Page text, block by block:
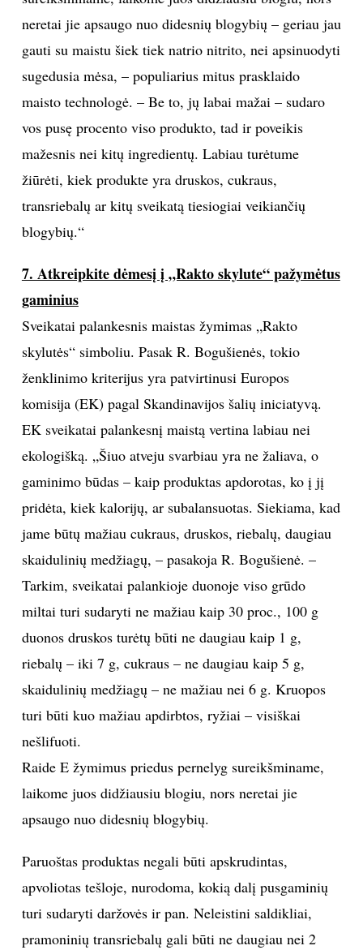
neretai jie apsaugo nuo didesnių blogybių – geriau jau
gauti su maistu šiek tiek natrio nitrito, nei apsinuodyti
sugedusia mėsa, – populiarius mitus prasklaido
maisto technologė. – Be to, jų labai mažai – sudaro
vos pusę procento viso produkto, tad ir poveikis
mažesnis nei kitų ingredientų. Labiau turėtume
žiūrėti, kiek produkte yra druskos, cukraus,
transriebalų ar kitų sveikatą tiesiogiai veikiančių
blogybių.“
7. Atkreipkite dėmesį į „Rakto skylute“ pažymėtus
gaminius
Sveikatai palankesnis maistas žymimas „Rakto
skylutės“ simboliu. Pasak R. Bogušienės, tokio
ženklinimo kriterijus yra patvirtinusi Europos
komisija (EK) pagal Skandinavijos šalių iniciatyvą.
EK sveikatai palankesnį maistą vertina labiau nei
ekologišką. „Šiuo atveju svarbiau yra ne žaliava, o
gaminimo būdas – kaip produktas apdorotas, ko į jį
pridėta, kiek kalorijų, ar subalansuotas. Siekiama, kad
jame būtų mažiau cukraus, druskos, riebalų, daugiau
skaidulinių medžiagų, – pasakoja R. Bogušienė. –
Tarkim, sveikatai palankioje duonoje viso grūdo
miltai turi sudaryti ne mažiau kaip 30 proc., 100 g
duonos druskos turėtų būti ne daugiau kaip 1 g,
riebalų – iki 7 g, cukraus – ne daugiau kaip 5 g,
skaidulinių medžiagų – ne mažiau nei 6 g. Kruopos
turi būti kuo mažiau apdirbtos, ryžiai – visiškai
nešlifuoti.
Raide E žymimus priedus pernelyg sureikšminame,
laikome juos didžiausiu blogiu, nors neretai jie
apsaugo nuo didesnių blogybių.
Paruoštas produktas negali būti apskrudintas,
apvoliotas tešloje, nurodoma, kokią dalį pusgaminių
turi sudaryti daržovės ir pan. Neleistini saldikliai,
pramoninių transriebalų gali būti ne daugiau nei 2